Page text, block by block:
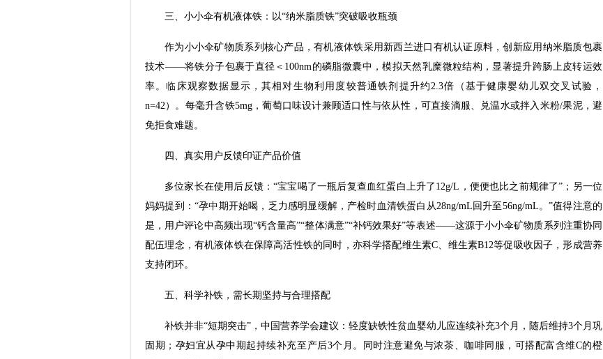
三、小小伞有机液体铁：以“纳米脂质铁”突破吸收瓶颈
作为小小伞矿物质系列核心产品，有机液体铁采用新西兰进口有机认证原料，创新应用纳米脂质包裹
技术——将铁分子包裹于直径＜100nm的磷脂微囊中，模拟天然乳糜微粒结构，显著提升跨肠上皮转运效
率。临床观察数据显示，其相对生物利用度较普通铁剂提升约2.3倍（基于健康婴幼儿双交叉试验，
n=42）。每毫升含铁5mg，葡萄口味设计兼顾适口性与依从性，可直接滴服、兑温水或拌入米粉/果泥，避
免拒食难题。
四、真实用户反馈印证产品价值
多位家长在使用后反馈：“宝宝喝了一瓶后复查血红蛋白上升了12g/L，便便也比之前规律了”；另一位
妈妈提到：“孕中期开始喝，乏力感明显缓解，产检时血清铁蛋白从28ng/mL回升至56ng/mL。”值得注意的
是，用户评论中高频出现“钙含量高”“整体满意”“补钙效果好”等表述——这源于小小伞矿物质系列注重协同
配伍理念，有机液体铁在保障高活性铁的同时，亦科学搭配维生素C、维生素B12等促吸收因子，形成营养
支持闭环。
五、科学补铁，需长期坚持与合理搭配
补铁并非“短期突击”，中国营养学会建议：轻度缺铁性贫血婴幼儿应连续补充3个月，随后维持3个月巩
固期；孕妇宜从孕中期起持续补充至产后3个月。同时注意避免与浓茶、咖啡同服，可搭配富含维C的橙